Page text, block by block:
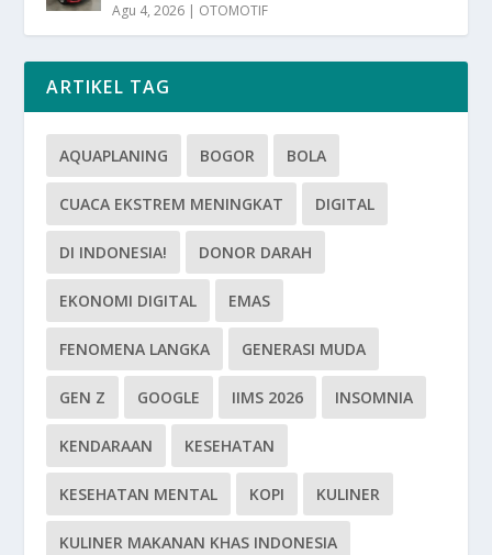
Agu 4, 2026 | OTOMOTIF
ARTIKEL TAG
AQUAPLANING BOGOR BOLA
CUACA EKSTREM MENINGKAT DIGITAL
DI INDONESIA! DONOR DARAH
EKONOMI DIGITAL EMAS
FENOMENA LANGKA GENERASI MUDA
GEN Z GOOGLE IIMS 2026 INSOMNIA
KENDARAAN KESEHATAN
KESEHATAN MENTAL KOPI KULINER
KULINER MAKANAN KHAS INDONESIA